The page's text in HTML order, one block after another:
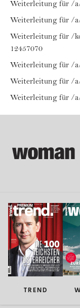
Weiterleitung für /
Weiterleitung für /
Weiterleitung für /
12457070
Weiterleitung für /
Weiterleitung für /
Weiterleitung für /
TREND